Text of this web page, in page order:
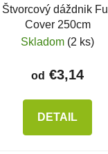
Štvorcový dáždnik Full
Cover 250cm
Skladom (2 ks)
od €3,14
DETAIL